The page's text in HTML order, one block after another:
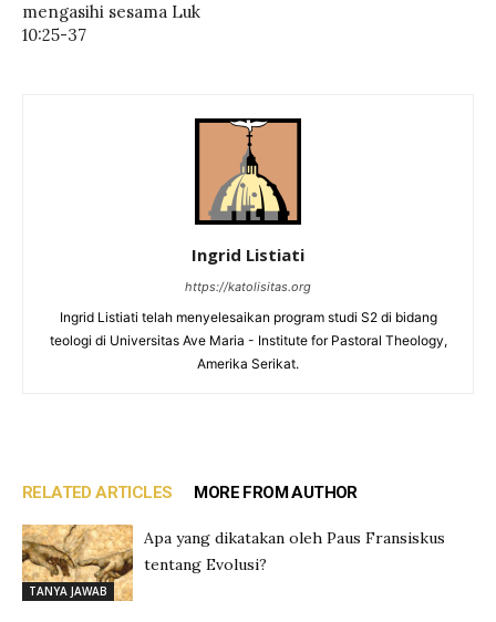
mengasihi sesama Luk
10:25-37
Ingrid Listiati
https://katolisitas.org
Ingrid Listiati telah menyelesaikan program studi S2 di bidang
teologi di Universitas Ave Maria - Institute for Pastoral Theology,
Amerika Serikat.
RELATED ARTICLES MORE FROM AUTHOR
TANYA JAWAB
Apa yang dikatakan oleh Paus Fransiskus
tentang Evolusi?